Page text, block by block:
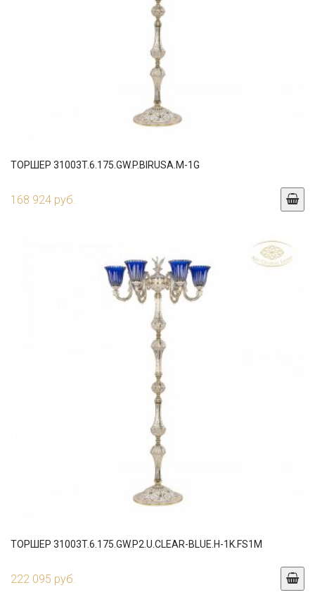
ТОРШЕР 31003T.6.175.GW.P.BIRUSA.M-1G
168 924 руб.
ТОРШЕР 31003T.6.175.GW.P2.U.CLEAR-BLUE.H-1K.FS1M
222 095 руб.